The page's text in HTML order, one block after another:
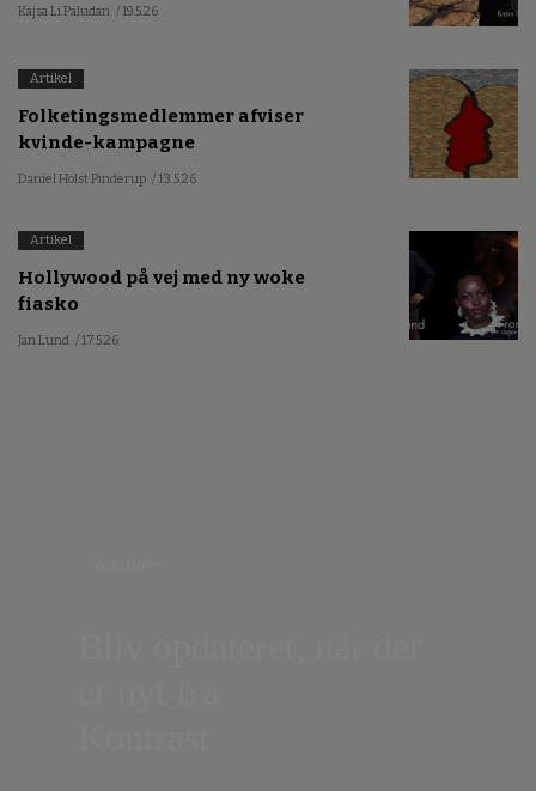
Kajsa Li Paludan / 19.5.26
Artikel
Folketingsmedlemmer afviser
kvinde-kampagne
Daniel Holst Pinderup / 13.5.26
Artikel
Hollywood på vej med ny woke
fiasko
Jan Lund / 17.5.26